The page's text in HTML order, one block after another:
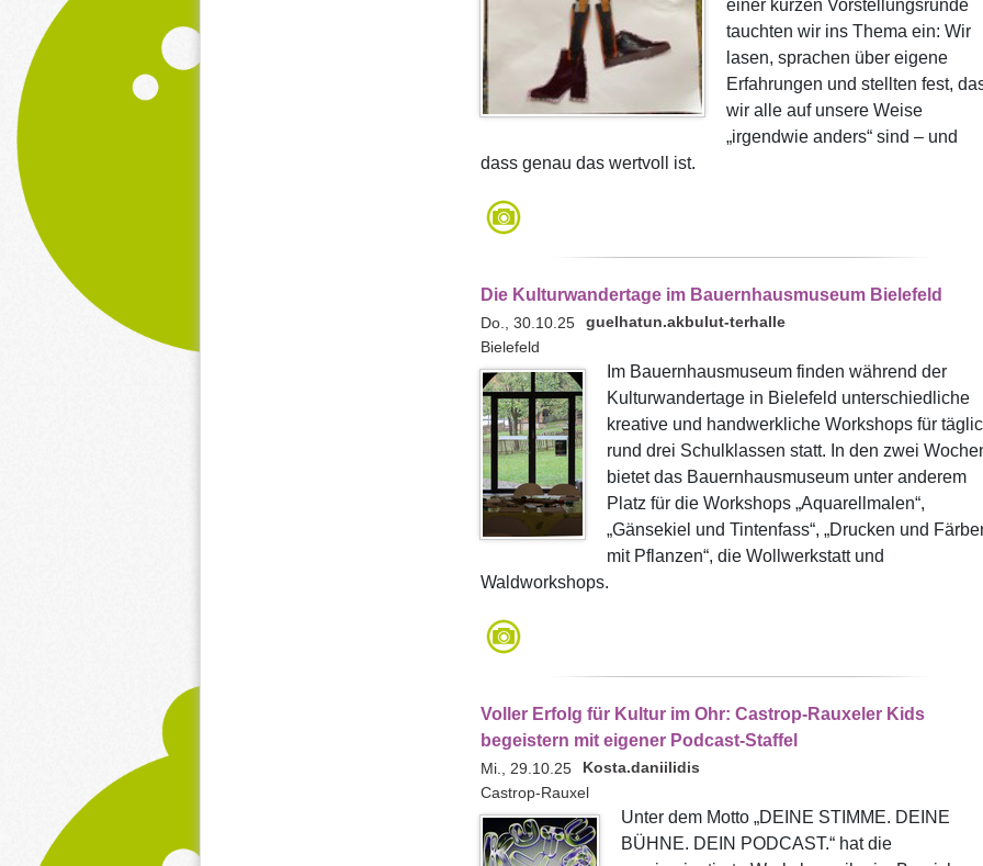
einer kurzen Vorstellungsrunde
tauchten wir ins Thema ein: Wir
lasen, sprachen über eigene
Erfahrungen und stellten fest,
wir alle auf unsere Weise
„irgendwie anders“ sind – und
dass genau das wertvoll ist.
Die Kulturwandertage im Bauernhausmuseum Bielefeld
Do., 30.10.25 guelhatun.akbulut-terhalle
Bielefeld
Im Bauernhausmuseum finden während der
Kulturwandertage in Bielefeld unterschiedliche
kreative und handwerkliche Workshops für
rund drei Schulklassen statt. In den zwei
bietet das Bauernhausmuseum unter anderem
Platz für die Workshops „Aquarellmalen“,
„Gänsekiel und Tintenfass“, „Drucken und
mit Pflanzen“, die Wollwerkstatt und
Waldworkshops.
Voller Erfolg für Kultur im Ohr: Castrop-Rauxeler Kids
begeistern mit eigener Podcast-Staffel
Mi., 29.10.25 Kosta.daniilidis
Castrop-Rauxel
Unter dem Motto „DEINE STIMME. DEINE
BÜHNE. DEIN PODCAST.“ hat die